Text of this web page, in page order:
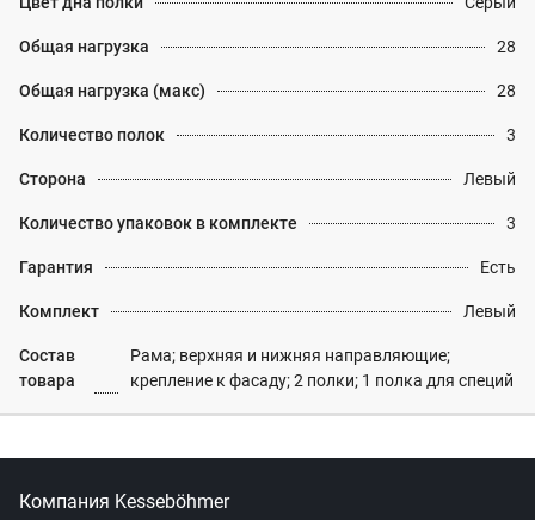
Общая нагрузка 28
Общая нагрузка (макс) 28
Количество полок 3
Сторона Левый
Количество упаковок в комплекте 3
Гарантия Есть
Комплект Левый
Состав
товара
Рама; верхняя и нижняя направляющие;
крепление к фасаду; 2 полки; 1 полка для специй
Компания Kesseböhmer